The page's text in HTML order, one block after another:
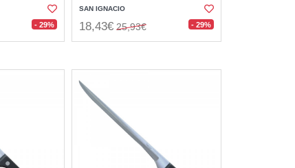
- 29%
SAN IGNACIO
18,43€ 25,93€ - 29%